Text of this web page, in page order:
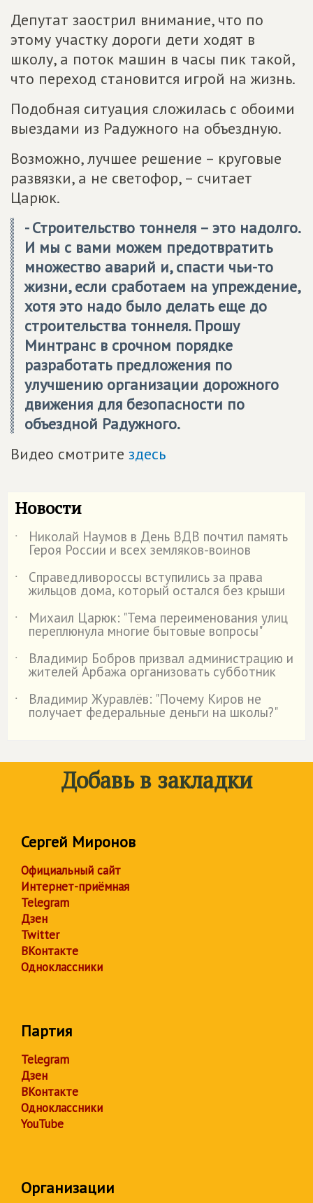
Депутат заострил внимание, что по
этому участку дороги дети ходят в
школу, а поток машин в часы пик такой,
что переход становится игрой на жизнь.
Подобная ситуация сложилась с обоими
выездами из Радужного на объездную.
Возможно, лучшее решение – круговые
развязки, а не светофор, – считает
Царюк.
- Строительство тоннеля – это надолго.
И мы с вами можем предотвратить
множество аварий и, спасти чьи-то
жизни, если сработаем на упреждение,
хотя это надо было делать еще до
строительства тоннеля. Прошу
Минтранс в срочном порядке
разработать предложения по
улучшению организации дорожного
движения для безопасности по
объездной Радужного.
Видео смотрите здесь
Новости
˙ Николай Наумов в День ВДВ почтил память
Героя России и всех земляков-воинов
˙
Справедливороссы вступились за права
жильцов дома, который остался без крыши
˙
Михаил Царюк: "Тема переименования улиц
переплюнула многие бытовые вопросы"
˙
Владимир Бобров призвал администрацию и
жителей Арбажа организовать субботник
˙
Владимир Журавлёв: "Почему Киров не
получает федеральные деньги на школы?"
Добавь в закладки
Сергей Миронов
Официальный сайт
Интернет-приёмная
Telegram
Дзен
Twitter
ВКонтакте
Одноклассники
Партия
Telegram
Дзен
ВКонтакте
Одноклассники
YouTube
Организации